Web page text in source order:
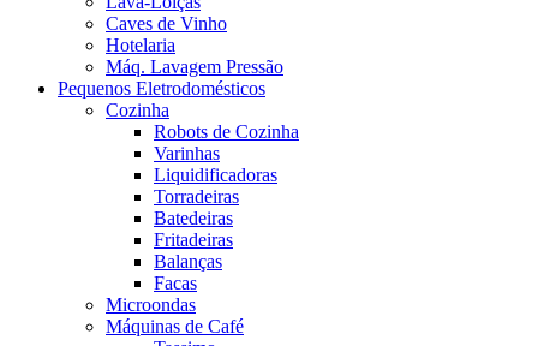
Caves de Vinho
Hotelaria
Máq. Lavagem Pressão
Pequenos Eletrodomésticos
Cozinha
Robots de Cozinha
Varinhas
Liquidificadoras
Torradeiras
Batedeiras
Fritadeiras
Balanças
Facas
Microondas
Máquinas de Café